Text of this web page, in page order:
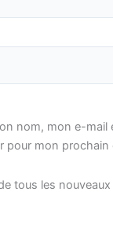
nom, mon e-mail
pour mon prochain
tous les